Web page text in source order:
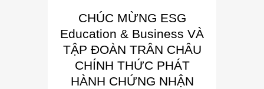
CHÚC MỪNG ESG
Education & Business VÀ
TẬP ĐOÀN TRÂN CHÂU
CHÍNH THỨC PHÁT
HÀNH CHỨNG NHẬN